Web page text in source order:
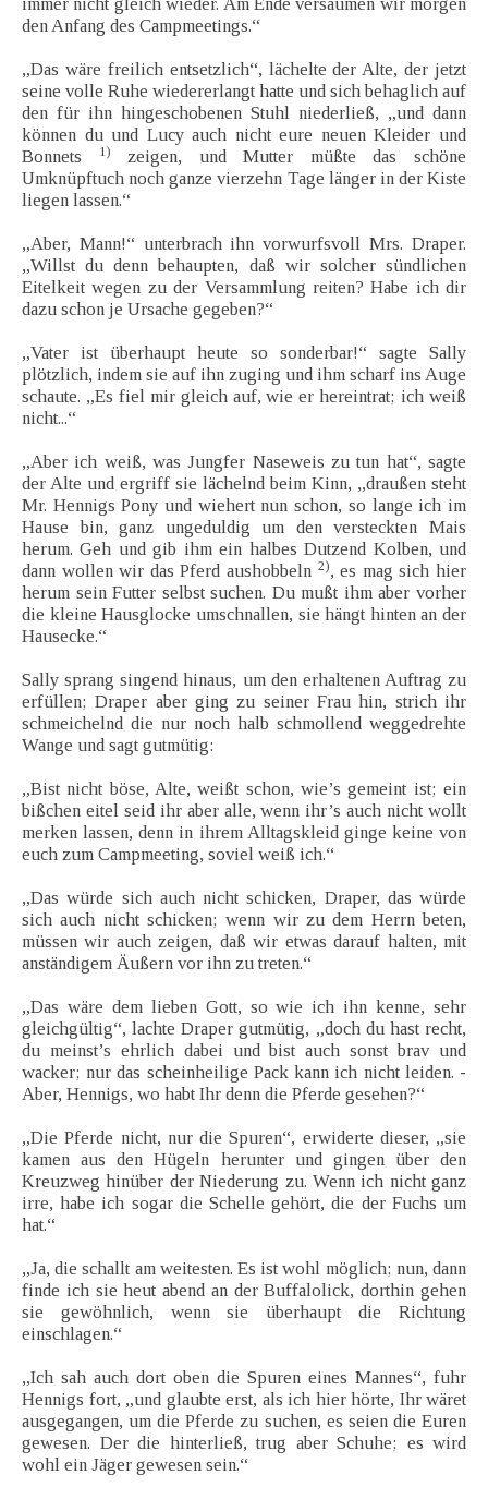
immer nicht gleich wieder. Am Ende versäumen wir morgen
den Anfang des Campmeetings.“
„Das wäre freilich entsetzlich“, lächelte der Alte, der jetzt
seine volle Ruhe wiedererlangt hatte und sich behaglich auf
den für ihn hingeschobenen Stuhl niederließ, „und dann
können du und Lucy auch nicht eure neuen Kleider und
Bonnets
1)
zeigen, und Mutter müßte das schöne
Umknüpftuch noch ganze vierzehn Tage länger in der Kiste
liegen lassen.“
„Aber, Mann!“ unterbrach ihn vorwurfsvoll Mrs. Draper.
„Willst du denn behaupten, daß wir solcher sündlichen
Eitelkeit wegen zu der Versammlung reiten? Habe ich dir
dazu schon je Ursache gegeben?“
„Vater ist überhaupt heute so sonderbar!“ sagte Sally
plötzlich, indem sie auf ihn zuging und ihm scharf ins Auge
schaute. „Es fiel mir gleich auf, wie er hereintrat; ich weiß
nicht...“
„Aber ich weiß, was Jungfer Naseweis zu tun hat“, sagte
der Alte und ergriff sie lächelnd beim Kinn, „draußen steht
Mr. Hennigs Pony und wiehert nun schon, so lange ich im
Hause bin, ganz ungeduldig um den versteckten Mais
herum. Geh und gib ihm ein halbes Dutzend Kolben, und
dann wollen wir das Pferd aushobbeln 2), es mag sich hier
herum sein Futter selbst suchen. Du mußt ihm aber vorher
die kleine Hausglocke umschnallen, sie hängt hinten an der
Hausecke.“
Sally sprang singend hinaus, um den erhaltenen Auftrag zu
erfüllen; Draper aber ging zu seiner Frau hin, strich ihr
schmeichelnd die nur noch halb schmollend weggedrehte
Wange und sagt gutmütig:
„Bist nicht böse, Alte, weißt schon, wie’s gemeint ist; ein
bißchen eitel seid ihr aber alle, wenn ihr’s auch nicht wollt
merken lassen, denn in ihrem Alltagskleid ginge keine von
euch zum Campmeeting, soviel weiß ich.“
„Das würde sich auch nicht schicken, Draper, das würde
sich auch nicht schicken; wenn wir zu dem Herrn beten,
müssen wir auch zeigen, daß wir etwas darauf halten, mit
anständigem Äußern vor ihn zu treten.“
„Das wäre dem lieben Gott, so wie ich ihn kenne, sehr
gleichgültig“, lachte Draper gutmütig, „doch du hast recht,
du meinst’s ehrlich dabei und bist auch sonst brav und
wacker; nur das scheinheilige Pack kann ich nicht leiden. -
Aber, Hennigs, wo habt Ihr denn die Pferde gesehen?“
„Die Pferde nicht, nur die Spuren“, erwiderte dieser, „sie
kamen aus den Hügeln herunter und gingen über den
Kreuzweg hinüber der Niederung zu. Wenn ich nicht ganz
irre, habe ich sogar die Schelle gehört, die der Fuchs um
hat.“
„Ja, die schallt am weitesten. Es ist wohl möglich; nun, dann
finde ich sie heut abend an der Buffalolick, dorthin gehen
sie gewöhnlich, wenn sie überhaupt die Richtung
einschlagen.“
„Ich sah auch dort oben die Spuren eines Mannes“, fuhr
Hennigs fort, „und glaubte erst, als ich hier hörte, Ihr wäret
ausgegangen, um die Pferde zu suchen, es seien die Euren
gewesen. Der die hinterließ, trug aber Schuhe; es wird
wohl ein Jäger gewesen sein.“